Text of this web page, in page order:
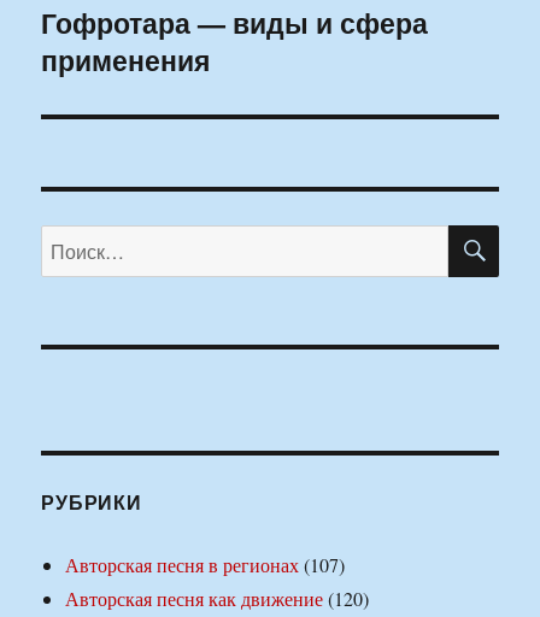
Следующая
запись:
Гофротара — виды и сфера
применения
Искать:
РУБРИКИ
Авторская песня в регионах(107)
Авторская песня как движение(120)